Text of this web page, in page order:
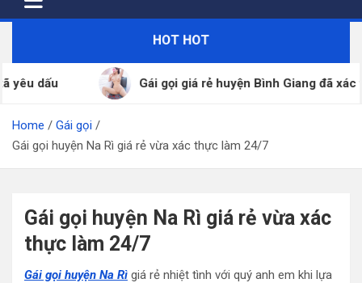
HOT HOT
rẻ huyện Bình Giang đã xác thực SDT – ZALO 24/7
Home
Gái gọi
Gái gọi huyện Na Rì giá rẻ vừa xác thực làm 24/7
Gái gọi huyện Na Rì giá rẻ vừa xác
thực làm 24/7
Gái gọi huyện Na Rì giá rẻ nhiệt tình với quý anh em khi lựa